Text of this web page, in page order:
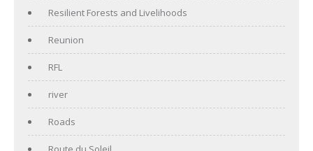
Resilient Forests and Livelihoods
Reunion
RFL
river
Roads